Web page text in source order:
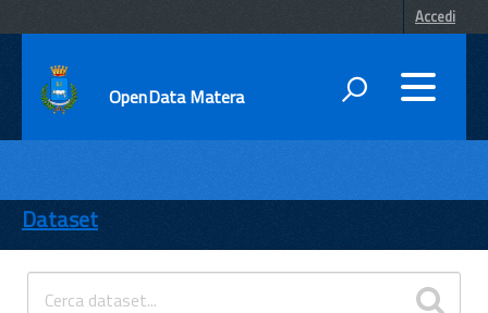
Accedi
OpenData Matera
ENTI
TEMI
INFORMAZIONI
Dataset